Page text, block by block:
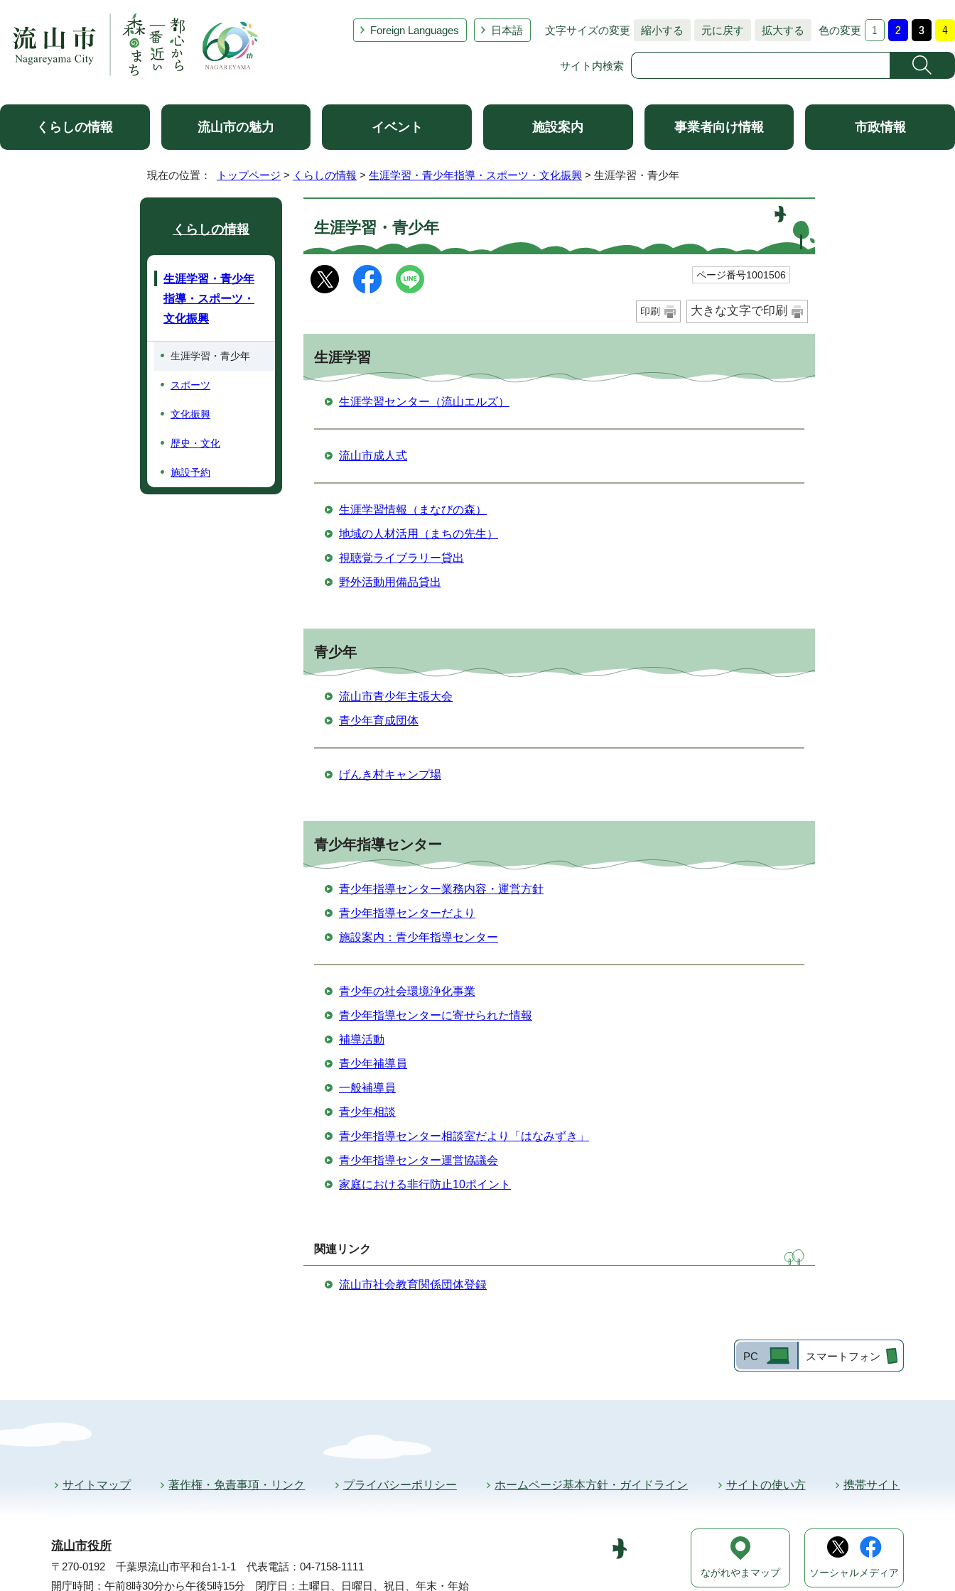
Foreign Languages 日本語 文字サイズの変更 縮小する 元に戻す 拡大する 色の変更
サイト内検索
くらしの情報 流山市の魅力 イベント 施設案内 事業者向け情報 市政情報
現在の位置： トップページ > くらしの情報 > 生涯学習・青少年指導・スポーツ・文化振興 > 生涯学習・青少年
生涯学習・青少年
ページ番号1001506
印刷 大きな文字で印刷
生涯学習
生涯学習センター（流山エルズ）
流山市成人式
生涯学習情報（まなびの森）
地域の人材活用（まちの先生）
視聴覚ライブラリー貸出
野外活動用備品貸出
青少年
流山市青少年主張大会
青少年育成団体
げんき村キャンプ場
青少年指導センター
青少年指導センター業務内容・運営方針
青少年指導センターだより
施設案内：青少年指導センター
青少年の社会環境浄化事業
青少年指導センターに寄せられた情報
補導活動
青少年補導員
一般補導員
青少年相談
青少年指導センター相談室だより「はなみずき」
青少年指導センター運営協議会
家庭における非行防止10ポイント
関連リンク
流山市社会教育関係団体登録
くらしの情報
生涯学習・青少年
指導・スポーツ・
文化振興
生涯学習・青少年
スポーツ
文化振興
歴史・文化
施設予約
PC スマートフォン
サイトマップ 著作権・免責事項・リンク プライバシーポリシー ホームページ基本方針・ガイドライン サイトの使い方 携帯サイト
流山市役所
〒270-0192 千葉県流山市平和台1-1-1 代表電話：04-7158-1111
開庁時間：午前8時30分から午後5時15分 閉庁日：土曜日、日曜日、祝日、年末・年始
ながれやまマップ ソーシャルメディア